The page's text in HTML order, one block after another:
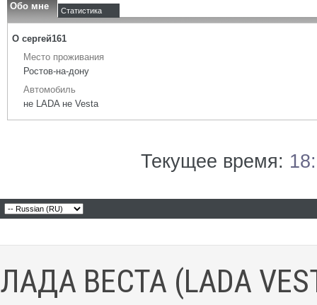
Обо мне Статистика
О сергей161
Место проживания
Ростов-на-дону
Автомобиль
не LADA не Vesta
Текущее время:
ЛАДА ВЕСТА (LADA